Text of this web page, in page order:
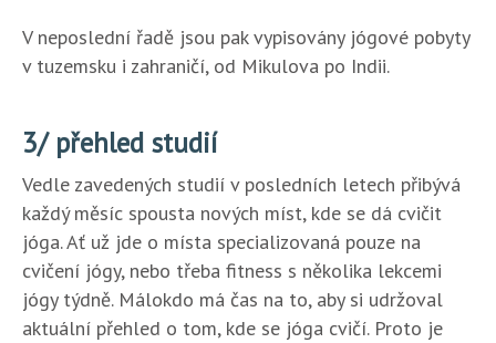
V neposlední řadě jsou pak vypisovány jógové pobyty
v tuzemsku i zahraničí, od Mikulova po Indii.
3/ přehled studií
Vedle zavedených studií v posledních letech přibývá
každý měsíc spousta nových míst, kde se dá cvičit
jóga. Ať už jde o místa specializovaná pouze na
cvičení jógy, nebo třeba fitness s několika lekcemi
jógy týdně. Málokdo má čas na to, aby si udržoval
aktuální přehled o tom, kde se jóga cvičí. Proto je